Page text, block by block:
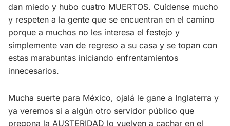
dan miedo y hubo cuatro MUERTOS. Cuídense mucho
y respeten a la gente que se encuentran en el camino
porque a muchos no les interesa el festejo y
simplemente van de regreso a su casa y se topan con
estas marabuntas iniciando enfrentamientos
innecesarios.
Mucha suerte para México, ojalá le gane a Inglaterra y
ya veremos si a algún otro servidor público que
pregona la AUSTERIDAD lo vuelven a cachar en el